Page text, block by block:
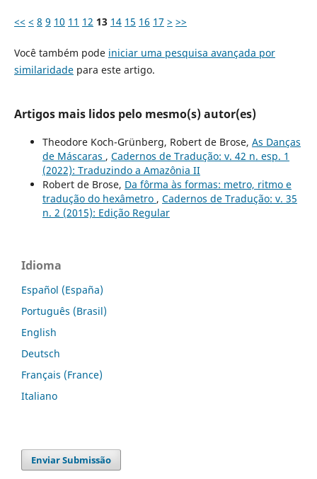
<< < 8 9 10 11 12 13 14 15 16 17 > >>
Você também pode iniciar uma pesquisa avançada por
similaridadepara este artigo.
Artigos mais lidos pelo mesmo(s) autor(es)
Theodore Koch-Grünberg, Robert de Brose, As Danças
de Máscaras , Cadernos de Tradução: v. 42 n. esp. 1
(2022): Traduzindo a Amazônia II
Robert de Brose, Da fôrma às formas: metro, ritmo e
tradução do hexâmetro , Cadernos de Tradução: v. 35
n. 2 (2015): Edição Regular
Idioma
Español (España)
Português (Brasil)
English
Deutsch
Français (France)
Italiano
Enviar Submissão